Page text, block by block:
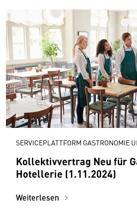
SERVICEPLATTFORM GASTRONOMIE
Kollektivvertrag Neu für
Hotellerie (1.11.2024)
Weiterlesen